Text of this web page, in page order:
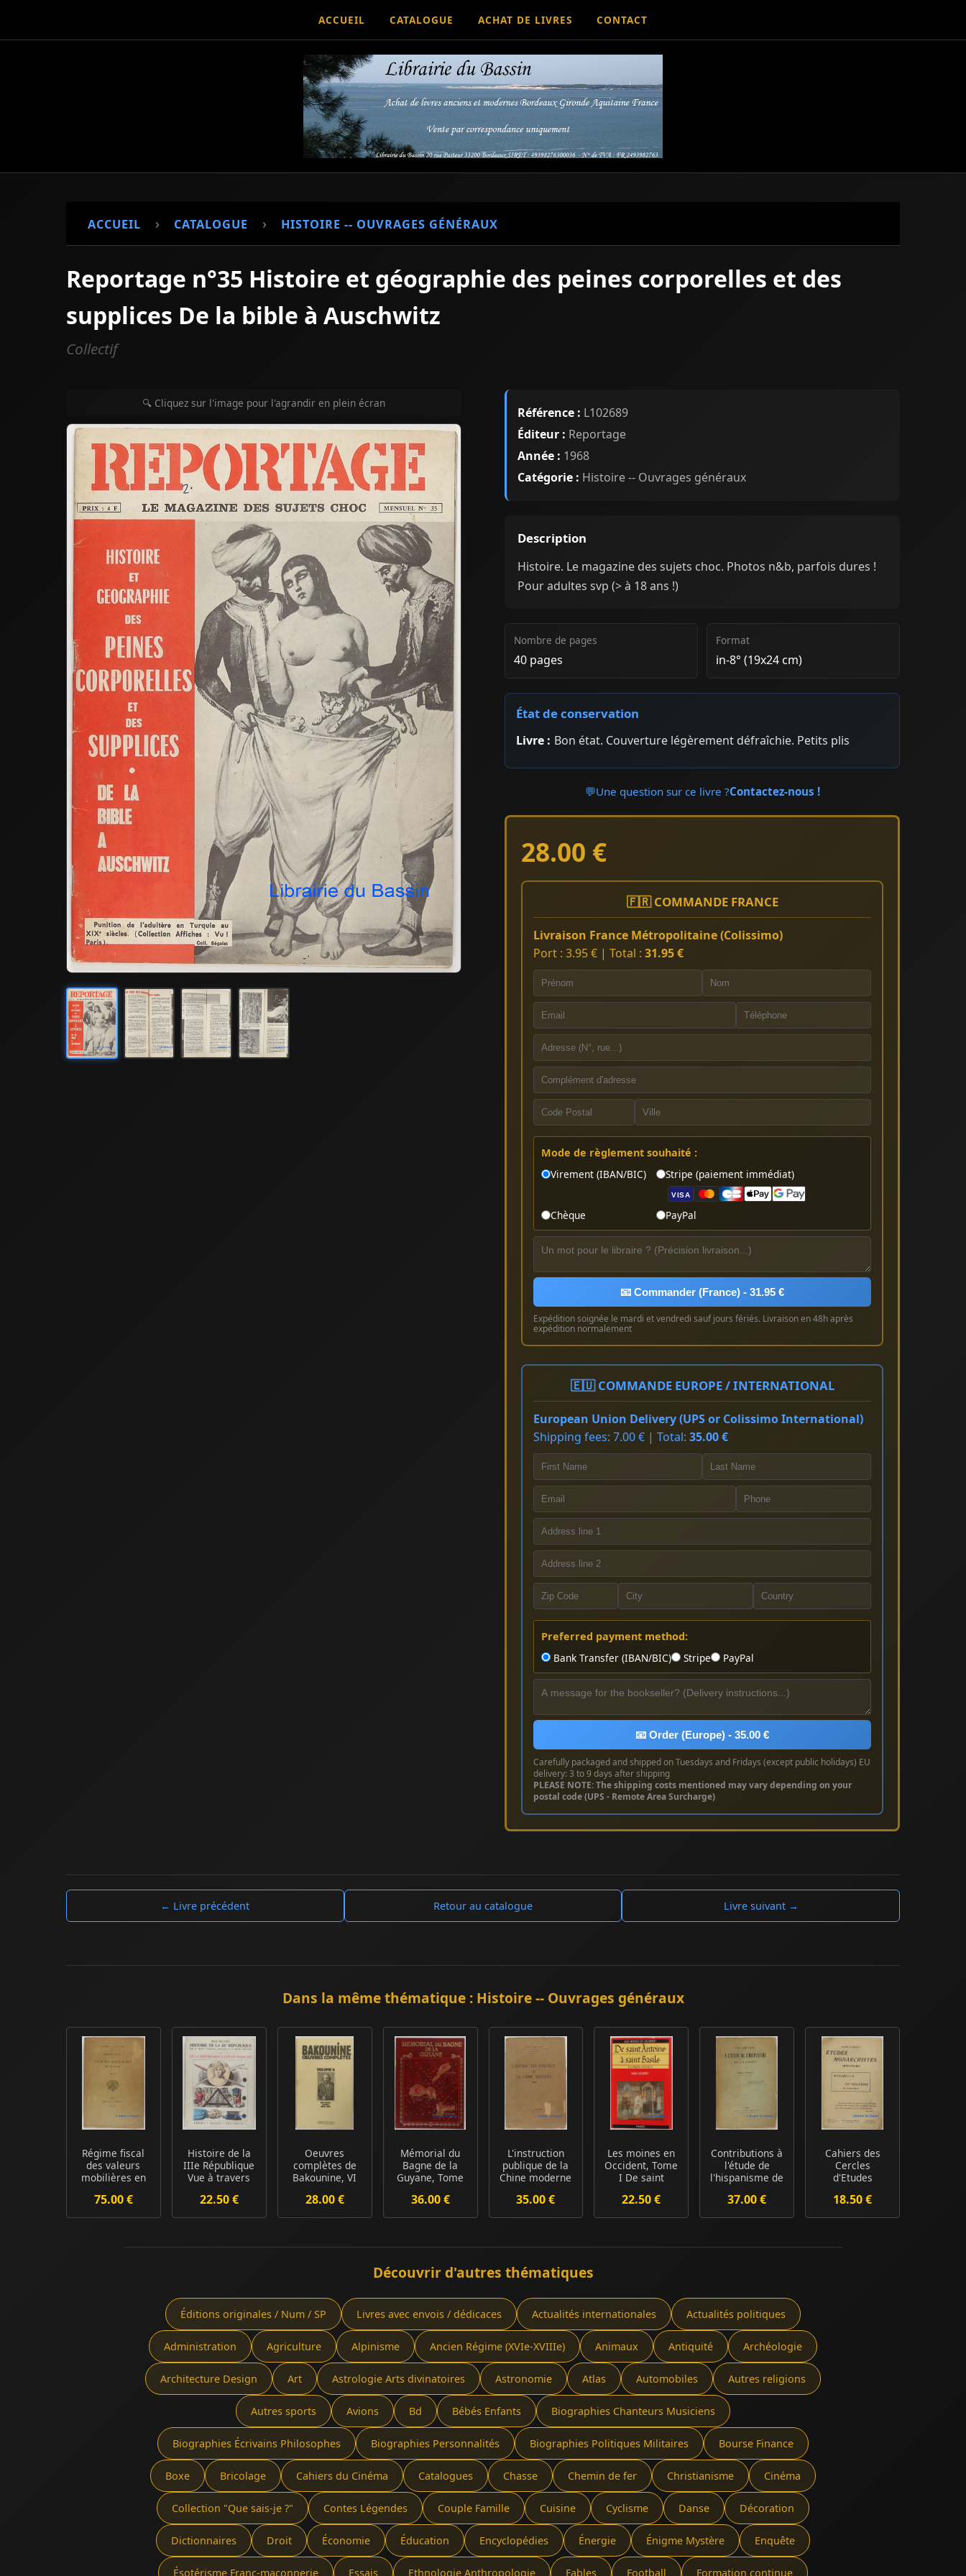
ACCUEIL CATALOGUE ACHAT DE LIVRES CONTACT
ACCUEIL › CATALOGUE › HISTOIRE -- OUVRAGES GÉNÉRAUX
Reportage n°35 Histoire et géographie des peines corporelles et des
supplices De la bible à Auschwitz
Collectif
🔍 Cliquez sur l'image pour l'agrandir en plein écran
Référence : L102689
Éditeur : Reportage
Année : 1968
Catégorie : Histoire -- Ouvrages généraux
Description
Histoire. Le magazine des sujets choc. Photos n&b, parfois dures !
Pour adultes svp (> à 18 ans !)
Nombre de pages
40 pages
Format
in-8° (19x24 cm)
État de conservation
Livre : Bon état. Couverture légèrement défraîchie. Petits plis
💬Une question sur ce livre ?Contactez-nous !
28.00 €
🇫🇷 COMMANDE FRANCE
Livraison France Métropolitaine (Colissimo)
Port : 3.95 € | Total : 31.95 €
Mode de règlement souhaité :
Virement (IBAN/BIC)
Stripe (paiement immédiat)
VISA
Chèque PayPal
📧 Commander (France) - 31.95 €
Expédition soignée le mardi et vendredi sauf jours fériés. Livraison en 48h après
expédition normalement
🇪🇺 COMMANDE EUROPE / INTERNATIONAL
European Union Delivery (UPS or Colissimo International)
Shipping fees: 7.00 € | Total: 35.00 €
Preferred payment method:
Bank Transfer (IBAN/BIC)
Stripe PayPal
📧 Order (Europe) - 35.00 €
Carefully packaged and shipped on Tuesdays and Fridays (except public holidays) EU
delivery: 3 to 9 days after shipping
PLEASE NOTE: The shipping costs mentioned may vary depending on your
postal code (UPS - Remote Area Surcharge)
← Livre précédent Retour au catalogue Livre suivant →
Dans la même thématique : Histoire -- Ouvrages généraux
Régime fiscal
des valeurs
mobilières en
75.00 €
Histoire de la
IIIe République
Vue à travers
22.50 €
Oeuvres
complètes de
Bakounine, VI
Bakounine et ...
28.00 €
Mémorial du
Bagne de la
Guyane, Tome
36.00 €
L'instruction
publique de la
Chine moderne
35.00 €
Les moines en
Occident, Tome
I De saint
saint...
22.50 €
Contributions à
l'étude de
l'hispanisme de
37.00 €
Cahiers des
Cercles
d'Etudes
Universitaire...
18.50 €
Découvrir d'autres thématiques
Éditions originales / Num / SP Livres avec envois / dédicaces Actualités internationales Actualités politiques
Administration Agriculture Alpinisme Ancien Régime (XVIe-XVIIIe) Animaux Antiquité Archéologie
Architecture Design Art Astrologie Arts divinatoires Astronomie Atlas Automobiles Autres religions
Autres sports Avions Bd Bébés Enfants Biographies Chanteurs Musiciens
Biographies Écrivains Philosophes Biographies Personnalités Biographies Politiques Militaires Bourse Finance
Boxe Bricolage Cahiers du Cinéma Catalogues Chasse Chemin de fer Christianisme Cinéma
Collection "Que sais-je ?" Contes Légendes Couple Famille Cuisine Cyclisme Danse Décoration
Dictionnaires Droit Économie Éducation Encyclopédies Énergie Énigme Mystère Enquête
Ésotérisme Franc-maçonnerie Essais Ethnologie Anthropologie Fables Football Formation continue